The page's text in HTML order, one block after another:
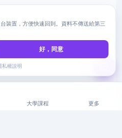
大學課程 更多
裝置，方便快速回到。資料不傳送給第三
好，同意
私權說明